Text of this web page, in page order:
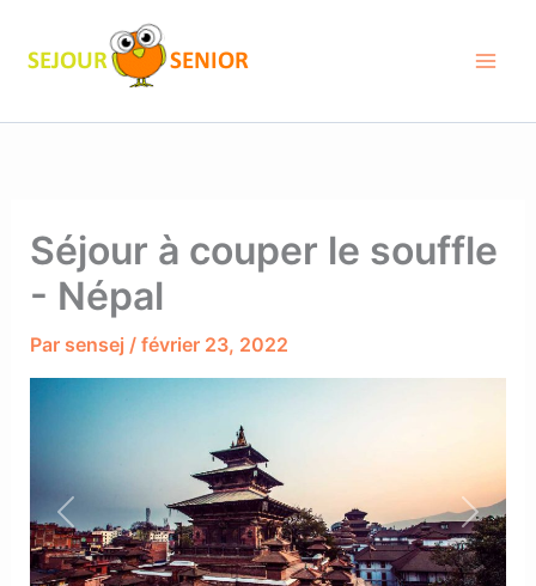
contenu
Séjour à couper le souffle
- Népal
Par sensej / février 23, 2022
Previous Next